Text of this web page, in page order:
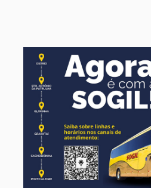
Quarta-Feira 14°
13 de agosto
Quinta-Feira 18°
14 de agosto
Sexta-Feira 17°